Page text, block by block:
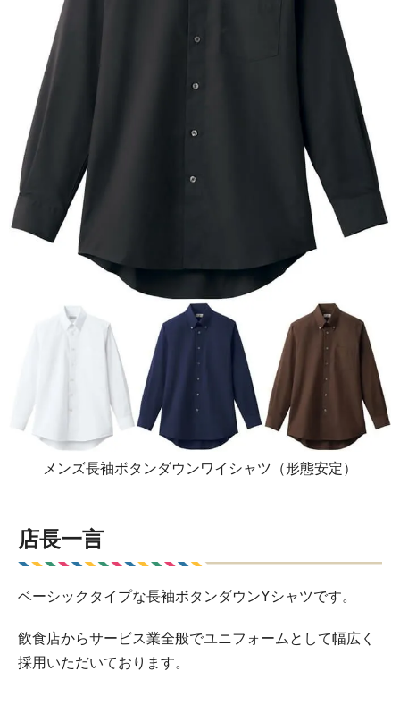
メンズ長袖ボタンダウンワイシャツ（形態安定）
店長一言
ベーシックタイプな長袖ボタンダウンYシャツです。
飲食店からサービス業全般でユニフォームとして幅広く
採用いただいております。